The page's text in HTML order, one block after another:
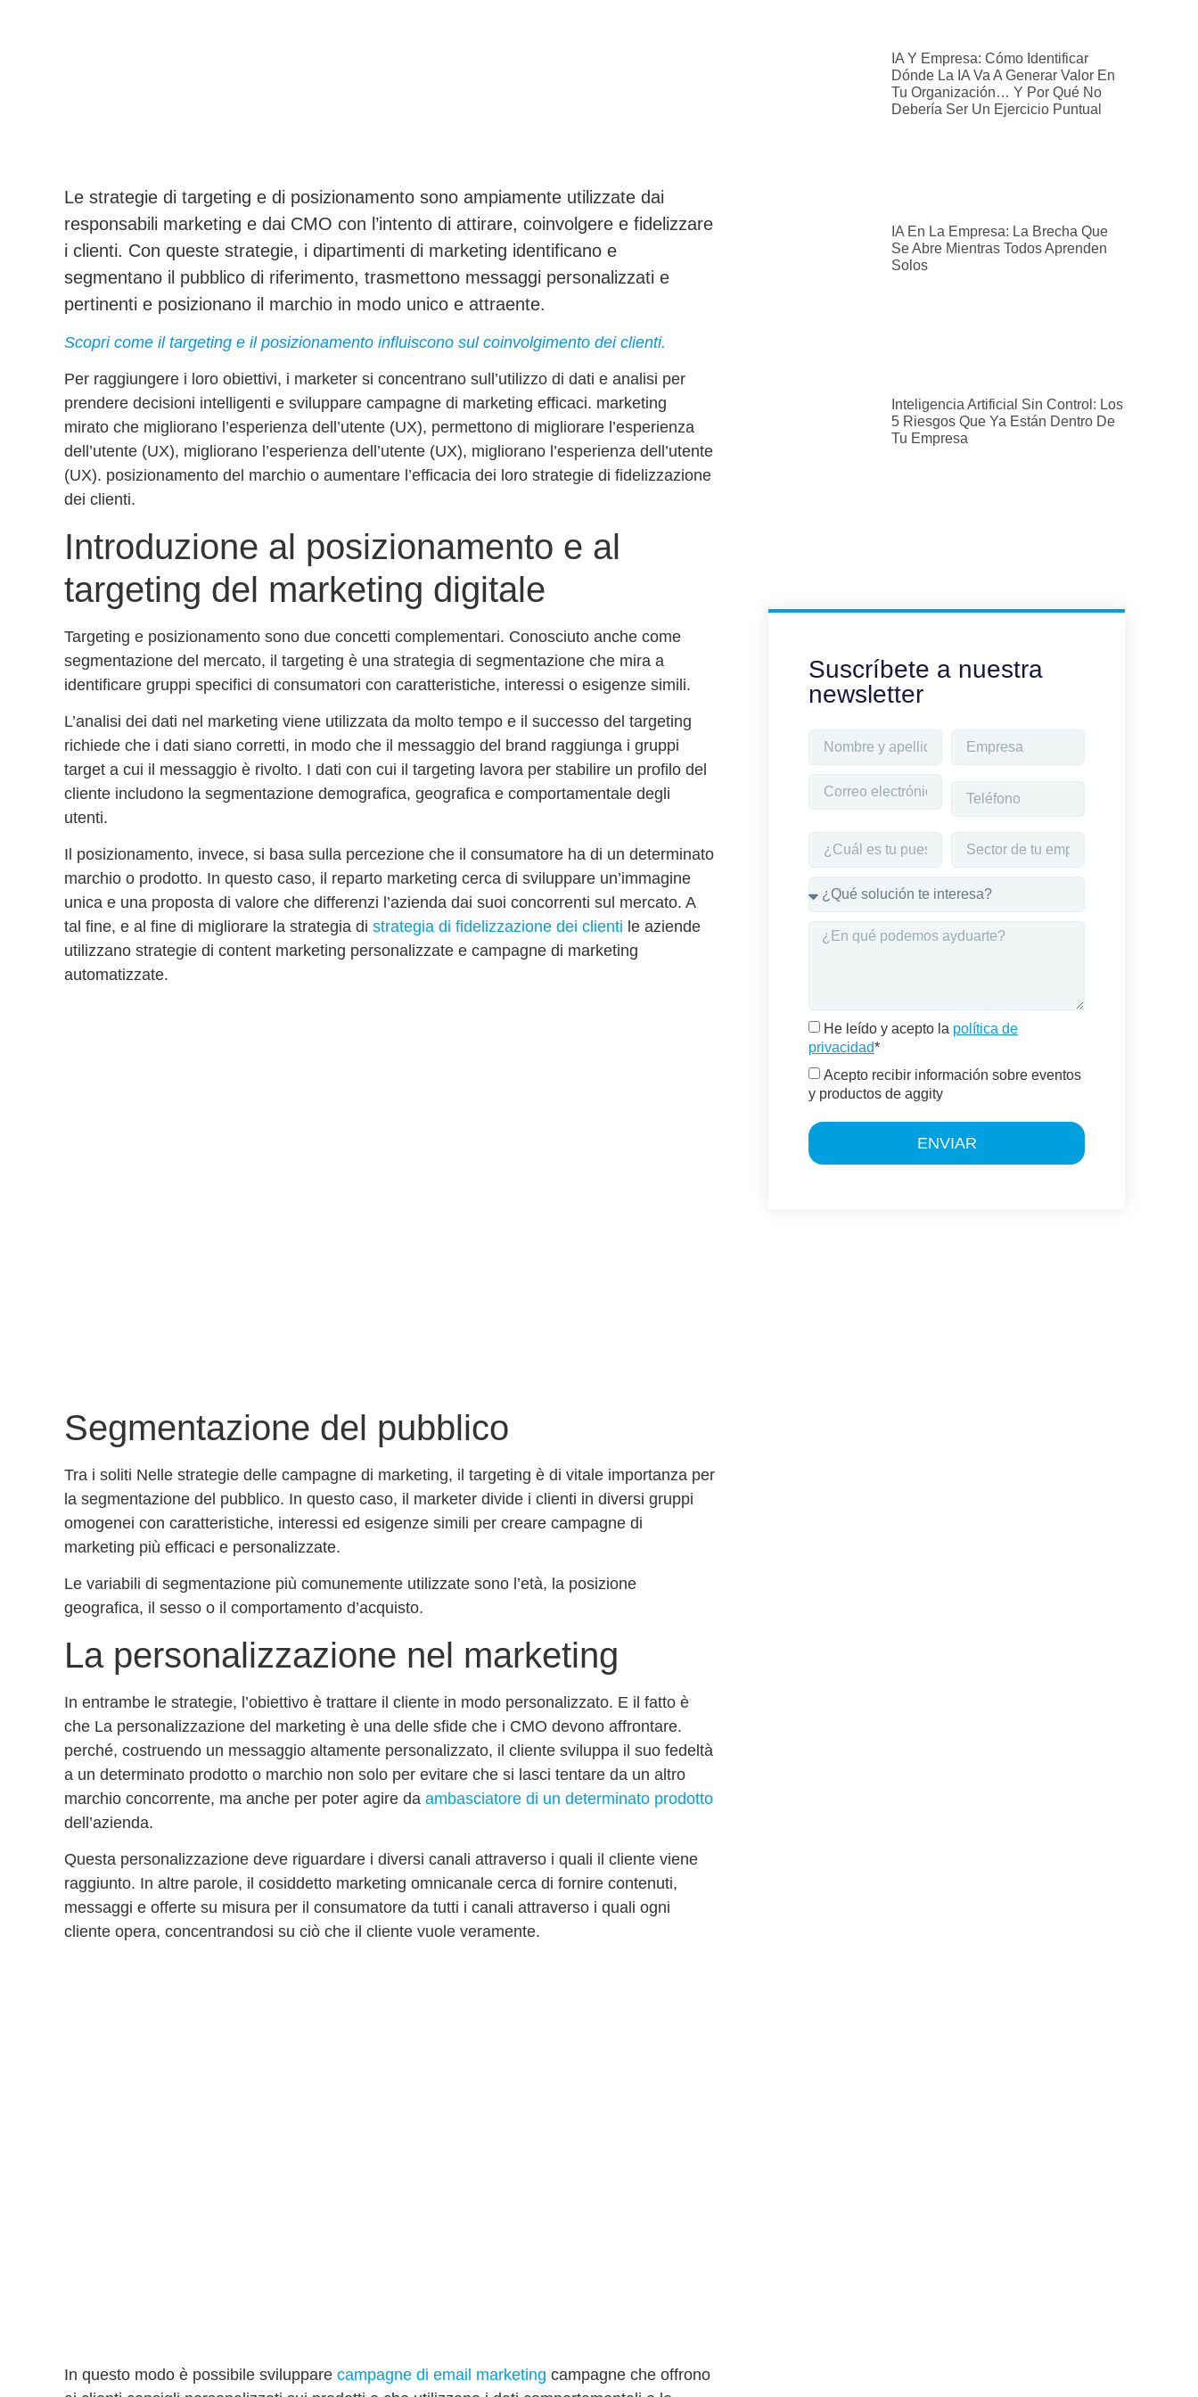
Le strategie di targeting e di posizionamento sono ampiamente utilizzate dai
responsabili marketing e dai CMO con l’intento di attirare, coinvolgere e fidelizzare
i clienti. Con queste strategie, i dipartimenti di marketing identificano e
segmentano il pubblico di riferimento, trasmettono messaggi personalizzati e
pertinenti e posizionano il marchio in modo unico e attraente.
Scopri come il targeting e il posizionamento influiscono sul coinvolgimento dei clienti.
Per raggiungere i loro obiettivi, i marketer si concentrano sull’utilizzo di dati e analisi per
prendere decisioni intelligenti e sviluppare campagne di marketing efficaci. marketing
mirato che migliorano l’esperienza dell’utente (UX), permettono di migliorare l’esperienza
dell’utente (UX), migliorano l’esperienza dell’utente (UX), migliorano l’esperienza dell’utente
(UX). posizionamento del marchio o aumentare l’efficacia dei loro strategie di fidelizzazione
dei clienti.
Introduzione al posizionamento e al
targeting del marketing digitale
Targeting e posizionamento sono due concetti complementari. Conosciuto anche come
segmentazione del mercato, il targeting è una strategia di segmentazione che mira a
identificare gruppi specifici di consumatori con caratteristiche, interessi o esigenze simili.
L’analisi dei dati nel marketing viene utilizzata da molto tempo e il successo del targeting
richiede che i dati siano corretti, in modo che il messaggio del brand raggiunga i gruppi
target a cui il messaggio è rivolto. I dati con cui il targeting lavora per stabilire un profilo del
cliente includono la segmentazione demografica, geografica e comportamentale degli
utenti.
Il posizionamento, invece, si basa sulla percezione che il consumatore ha di un determinato
marchio o prodotto. In questo caso, il reparto marketing cerca di sviluppare un’immagine
unica e una proposta di valore che differenzi l’azienda dai suoi concorrenti sul mercato. A
tal fine, e al fine di migliorare la strategia di strategia di fidelizzazione dei clienti le aziende
utilizzano strategie di content marketing personalizzate e campagne di marketing
automatizzate.
Segmentazione del pubblico
Tra i soliti Nelle strategie delle campagne di marketing, il targeting è di vitale importanza per
la segmentazione del pubblico. In questo caso, il marketer divide i clienti in diversi gruppi
omogenei con caratteristiche, interessi ed esigenze simili per creare campagne di
marketing più efficaci e personalizzate.
Le variabili di segmentazione più comunemente utilizzate sono l’età, la posizione
geografica, il sesso o il comportamento d’acquisto.
La personalizzazione nel marketing
In entrambe le strategie, l’obiettivo è trattare il cliente in modo personalizzato. E il fatto è
che La personalizzazione del marketing è una delle sfide che i CMO devono affrontare.
perché, costruendo un messaggio altamente personalizzato, il cliente sviluppa il suo fedeltà
a un determinato prodotto o marchio non solo per evitare che si lasci tentare da un altro
marchio concorrente, ma anche per poter agire da ambasciatore di un determinato prodotto
dell’azienda.
Questa personalizzazione deve riguardare i diversi canali attraverso i quali il cliente viene
raggiunto. In altre parole, il cosiddetto marketing omnicanale cerca di fornire contenuti,
messaggi e offerte su misura per il consumatore da tutti i canali attraverso i quali ogni
cliente opera, concentrandosi su ciò che il cliente vuole veramente.
In questo modo è possibile sviluppare campagne di email marketing campagne che offrono
IA Y Empresa: Cómo Identificar
Dónde La IA Va A Generar Valor En
Tu Organización… Y Por Qué No
Debería Ser Un Ejercicio Puntual
IA En La Empresa: La Brecha Que
Se Abre Mientras Todos Aprenden
Solos
Inteligencia Artificial Sin Control: Los
5 Riesgos Que Ya Están Dentro De
Tu Empresa
Suscríbete a nuestra
newsletter
He leído y acepto la política de
privacidad*
Acepto recibir información sobre eventos
y productos de aggity
ENVIAR